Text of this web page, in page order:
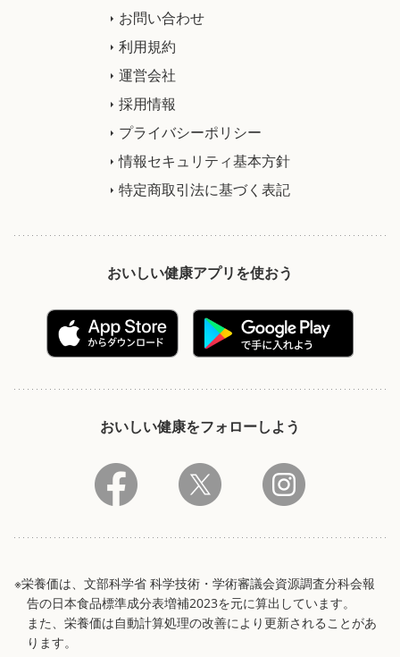
お問い合わせ
利用規約
運営会社
採用情報
プライバシーポリシー
情報セキュリティ基本方針
特定商取引法に基づく表記
おいしい健康アプリを使おう
おいしい健康をフォローしよう
※栄養価は、文部科学省 科学技術・学術審議会資源調査分科会報
告の日本食品標準成分表増補2023を元に算出しています。
また、栄養価は自動計算処理の改善により更新されることがあ
ります。